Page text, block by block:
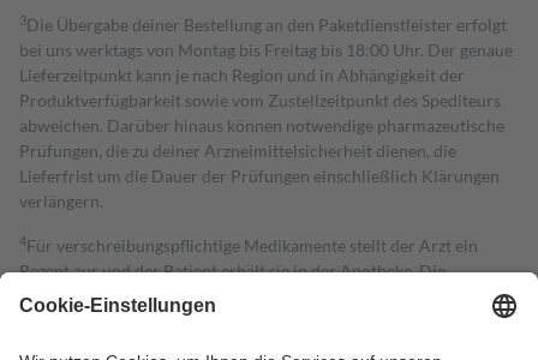
3Die Übergabe deiner Bestellung an den Paketdienstleister erfolgt
bei uns werktags von Montag bis Freitag bis 18:00 Uhr. Der genaue
Lieferzeitpunkt kann je nach Region und in Abhängigkeit der
Produktverfügbarkeit sowie vom Zustellzeitpunkt des Spediteurs
abweichen. Darüber hinaus können notwendige pharmazeutische
Prüfungen, die zu deiner Arzneimittelsicherheit dienen, die
Lieferfrist um die Dauer der Prüfungen einschließlich Klärungen
verlängern.
4Für verschreibungspflichtige Medikamente stellt der Arzt ein
Rezept aus und der Patient erhält sie in der Apotheke. Die
gesetzliche Krankenversicherung übernimmt in der Regel die
Kosten dafür, der Versicherte trägt einen Teil davon als Zuzahlung